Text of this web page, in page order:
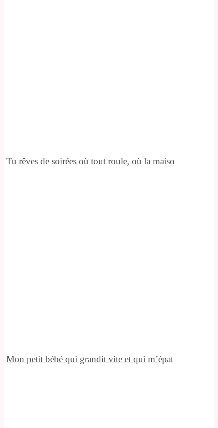
Tu rêves de soirées où tout roule, où la maiso
Mon petit bébé qui grandit vite et qui m’épat